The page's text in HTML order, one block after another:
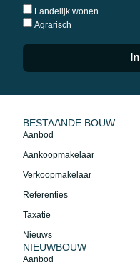
Landelijk wonen
Agrarisch
BESTAANDE BOUW
Aanbod
Aankoopmakelaar
Verkoopmakelaar
Referenties
Taxatie
Nieuws
NIEUWBOUW
Aanbod